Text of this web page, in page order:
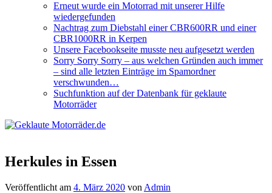
Erneut wurde ein Motorrad mit unserer Hilfe
wiedergefunden
Nachtrag zum Diebstahl einer CBR600RR und einer
CBR1000RR in Kerpen
Unsere Facebookseite musste neu aufgesetzt werden
Sorry Sorry Sorry – aus welchen Gründen auch immer
– sind alle letzten Einträge im Spamordner
verschwunden…
Suchfunktion auf der Datenbank für geklaute
Motorräder
Herkules in Essen
Veröffentlicht am 4. März 2020 von Admin